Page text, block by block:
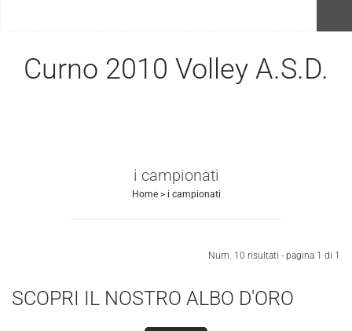
Curno 2010 Volley A.S.D.
i campionati
Home> i campionati
Num. 10 risultati - pagina 1 di 1
SCOPRI IL NOSTRO ALBO D'ORO